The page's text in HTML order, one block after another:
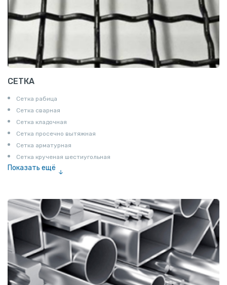
СЕТКА
Сетка рабица
Сетка сварная
Сетка кладочная
Сетка просечно вытяжная
Сетка арматурная
Сетка крученая шестиугольная
Показать ещё